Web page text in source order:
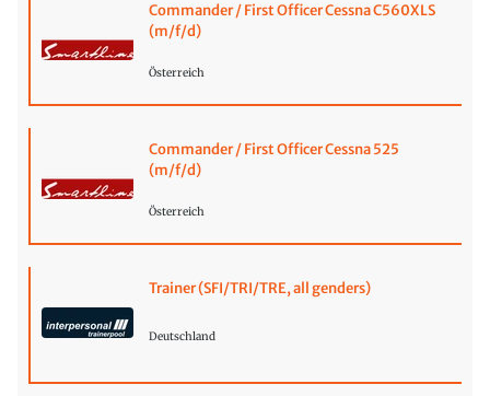
Commander / First Officer Cessna C560XLS
(m/f/d)
Österreich
Commander / First Officer Cessna 525
(m/f/d)
Österreich
Trainer (SFI/TRI/TRE, all genders)
Deutschland